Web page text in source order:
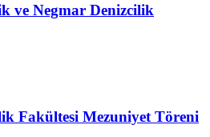
ve Negmar Denizcilik
Fakültesi Mezuniyet Töreni